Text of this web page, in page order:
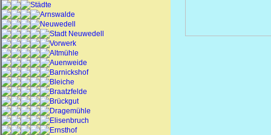
Städte
Arnswalde
Neuwedell
Stadt Neuwedell
Vorwerk
Altmühle
Auenweide
Barnickshof
Bleiche
Braatzfelde
Brückgut
Dragemühle
Elisenbruch
Ernsthof